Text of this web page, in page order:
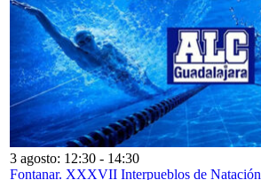
3 agosto: 12:30 - 14:30
Fontanar. XXXVII Interpueblos de Natación